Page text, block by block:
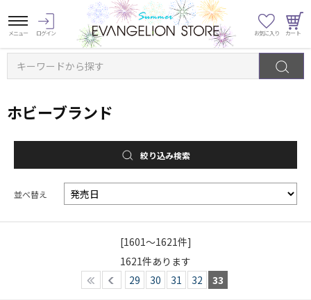
キーワードから探す
ホビーブランド
絞り込み検索
並べ替え
[1601～1621件]
1621件あります
29
30 31 32 33